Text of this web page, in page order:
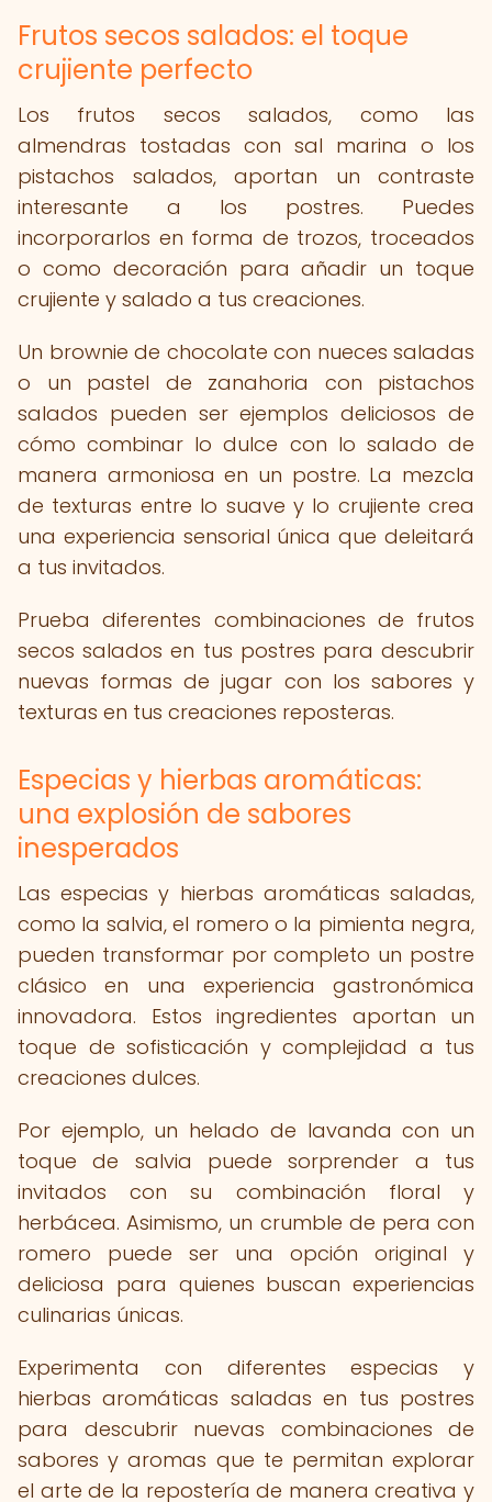
Frutos secos salados: el toque
crujiente perfecto
Los frutos secos salados, como las
almendras tostadas con sal marina o los
pistachos salados, aportan un contraste
interesante a los postres. Puedes
incorporarlos en forma de trozos, troceados
o como decoración para añadir un toque
crujiente y salado a tus creaciones.
Un brownie de chocolate con nueces saladas
o un pastel de zanahoria con pistachos
salados pueden ser ejemplos deliciosos de
cómo combinar lo dulce con lo salado de
manera armoniosa en un postre. La mezcla
de texturas entre lo suave y lo crujiente crea
una experiencia sensorial única que deleitará
a tus invitados.
Prueba diferentes combinaciones de frutos
secos salados en tus postres para descubrir
nuevas formas de jugar con los sabores y
texturas en tus creaciones reposteras.
Especias y hierbas aromáticas:
una explosión de sabores
inesperados
Las especias y hierbas aromáticas saladas,
como la salvia, el romero o la pimienta negra,
pueden transformar por completo un postre
clásico en una experiencia gastronómica
innovadora. Estos ingredientes aportan un
toque de sofisticación y complejidad a tus
creaciones dulces.
Por ejemplo, un helado de lavanda con un
toque de salvia puede sorprender a tus
invitados con su combinación floral y
herbácea. Asimismo, un crumble de pera con
romero puede ser una opción original y
deliciosa para quienes buscan experiencias
culinarias únicas.
Experimenta con diferentes especias y
hierbas aromáticas saladas en tus postres
para descubrir nuevas combinaciones de
sabores y aromas que te permitan explorar
el arte de la repostería de manera creativa y